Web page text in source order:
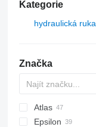
Kategorie
hydraulická ruka
Značka
A-Series
Atlas
W series
35
Epsilon